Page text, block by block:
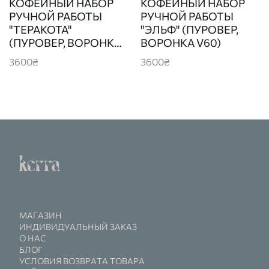
КОФЕЙНЫЙ НАБОР
РУЧНОЙ РАБОТЫ
"ТЕРАКОТА"
(ПУРОВЕР, ВОРОНКА
V60)
3600₴
КОФЕЙНЫЙ НАБОР
РУЧНОЙ РАБОТЫ
"ЭЛЬФ" (ПУРОВЕР,
ВОРОНКА V60)
3600₴
МАГАЗИН
ИНДИВИДУАЛЬНЫЙ ЗАКАЗ
О НАС
БЛОГ
УСЛОВИЯ ВОЗВРАТА ТОВАРА